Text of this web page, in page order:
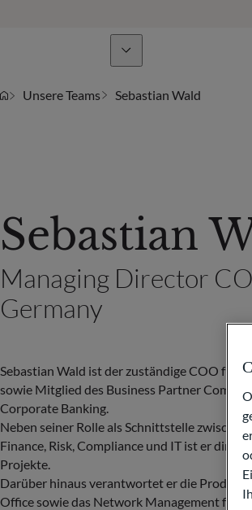
Unsere Teams Sebastian Wald
Sebastian
Managing Director
Germany
Sebastian Wald ist der zuständige COO für
sowie Mitglied des Business Partner
Corporate Banking.
Neben seiner Rolle als Schnittstelle
Finance, Risk, Compliance und IT ist er
Projekte.
Darüber hinaus verantwortet er die
Office sowie das Network Management für